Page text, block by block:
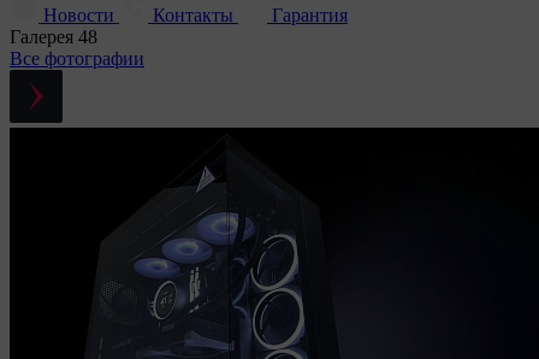
Новости Контакты
Гарантия
Галерея 48
Все фотографии